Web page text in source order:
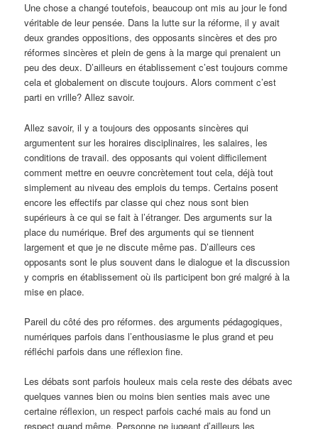
Une chose a changé toutefois, beaucoup ont mis au jour le fond
véritable de leur pensée. Dans la lutte sur la réforme, il y avait
deux grandes oppositions, des opposants sincères et des pro
réformes sincères et plein de gens à la marge qui prenaient un
peu des deux. D’ailleurs en établissement c’est toujours comme
cela et globalement on discute toujours. Alors comment c’est
parti en vrille? Allez savoir.
Allez savoir, il y a toujours des opposants sincères qui
argumentent sur les horaires disciplinaires, les salaires, les
conditions de travail. des opposants qui voient difficilement
comment mettre en oeuvre concrètement tout cela, déjà tout
simplement au niveau des emplois du temps. Certains posent
encore les effectifs par classe qui chez nous sont bien
supérieurs à ce qui se fait à l’étranger. Des arguments sur la
place du numérique. Bref des arguments qui se tiennent
largement et que je ne discute même pas. D’ailleurs ces
opposants sont le plus souvent dans le dialogue et la discussion
y compris en établissement où ils participent bon gré malgré à la
mise en place.
Pareil du côté des pro réformes. des arguments pédagogiques,
numériques parfois dans l’enthousiasme le plus grand et peu
réfléchi parfois dans une réflexion fine.
Les débats sont parfois houleux mais cela reste des débats avec
quelques vannes bien ou moins bien senties mais avec une
certaine réflexion, un respect parfois caché mais au fond un
respect quand même. Personne ne jugeant d’ailleurs les